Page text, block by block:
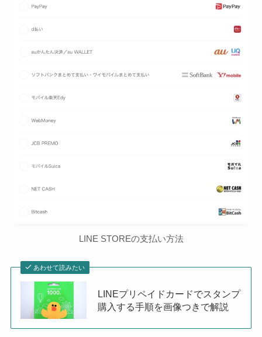
LINE STOREの支払い方法
あわせて読みたい
LINEプリペイドカードでスタンプ
購入する手順を画像つきで解説